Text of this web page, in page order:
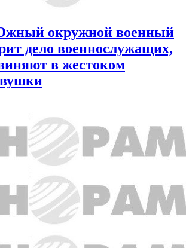
окружной военный
дело военнослужащих,
в жестоком